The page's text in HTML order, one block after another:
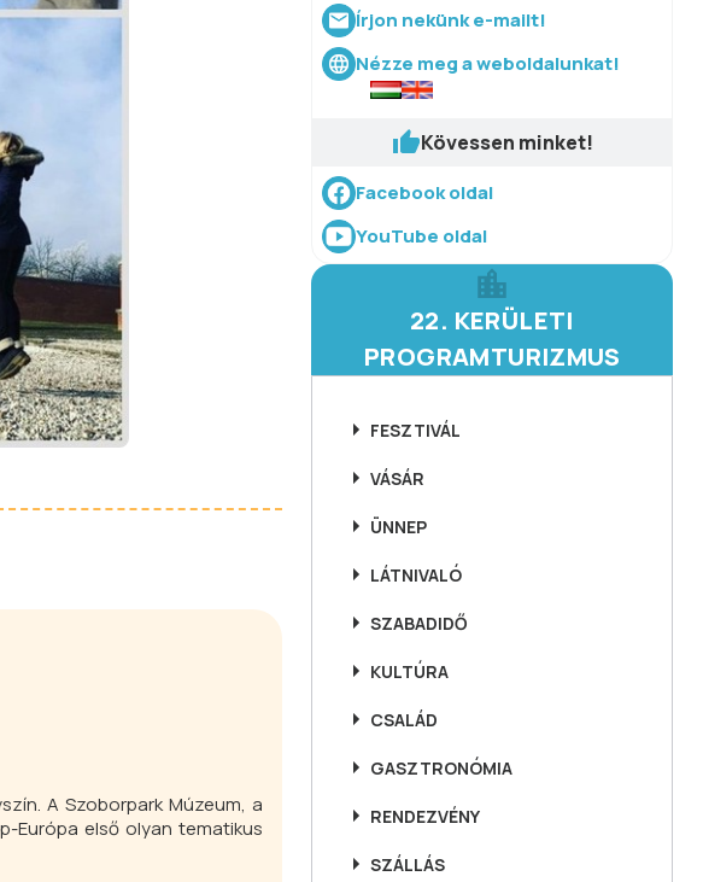
A Szoborpark Múzeum, a
Európa első olyan tematikus
Írjon nekünk e-mailt!
Nézze meg a weboldalunkat!
Kövessen minket!
Facebook oldal
YouTube oldal
22. KERÜLETI
PROGRAMTURIZMUS
FESZTIVÁL
VÁSÁR
ÜNNEP
LÁTNIVALÓ
SZABADIDŐ
KULTÚRA
CSALÁD
GASZTRONÓMIA
RENDEZVÉNY
SZÁLLÁS